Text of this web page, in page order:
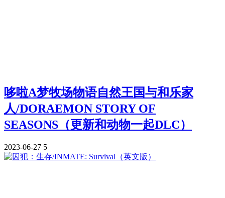
哆啦A梦牧场物语自然王国与和乐家
人/DORAEMON STORY OF
SEASONS（更新和动物一起DLC）
2023-06-27 5